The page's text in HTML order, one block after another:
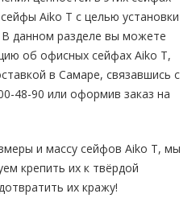
Aiko T с целью установки
данном разделе вы можете
об офисных сейфах Aiko T,
в Самаре, связавшись с
48-90 или оформив заказ на
и массу сейфов Aiko T, мы
крепить их к твёрдой
их кражу!